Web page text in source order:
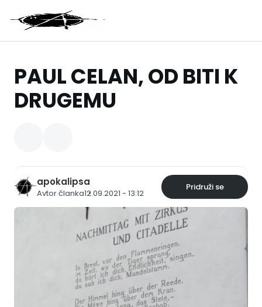
PAUL CELAN, OD BITI K
DRUGEMU
apokalipsa
Avtor članka12.09.2021 - 13:12
Pridruži se